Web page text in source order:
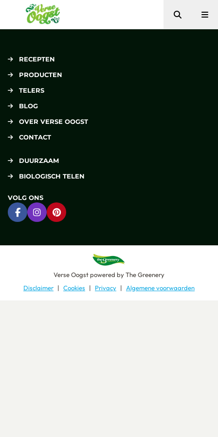
Verse Oogst
Zoeken
RECEPTEN
PRODUCTEN
TELERS
BLOG
OVER VERSE OOGST
CONTACT
DUURZAAM
BIOLOGISCH TELEN
VOLG ONS
Ga naar Facebook
Ga naar Instagram
Ga naar Pinterest
Verse Oogstpowered byThe Greenery
Disclaimer
Cookies Privacy Algemene voorwaarden